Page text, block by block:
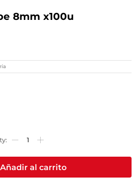
8mm x100u
Añadir al carrito